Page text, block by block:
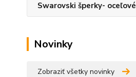
Swarovski šperky- oceľové
Novinky
Zobraziť všetky novinky